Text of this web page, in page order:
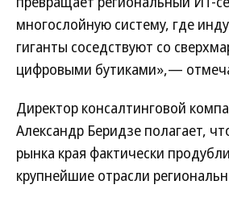
многослойную систему, где
гиганты соседствуют со
цифровыми бутиками»,—
Директор консалтинговой
Александр Беридзе полагает,
рынка края фактически
крупнейшие отрасли